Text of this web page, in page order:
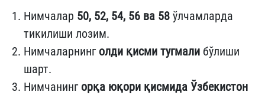
Нимчалар 50, 52, 54, 56 ва 58 ўлчамларда
тикилиши лозим.
Нимчаларнинг олди қисми тугмали бўлиши
шарт.
Нимчанинг орқа юқори қисмида Ўзбекистон